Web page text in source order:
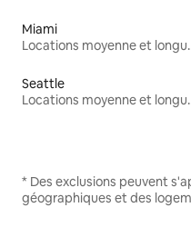
Miami
Seattle
* Des exclusions peuvent
géographiques et des